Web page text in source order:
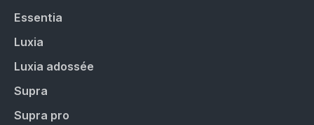
Essentia
Luxia
Luxia adossée
Supra
Supra pro